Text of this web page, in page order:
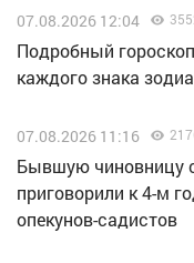
07.08.2026 12:04
Подробный
каждого знака
07.08.2026 11:16
Бывшую чиновницу
приговорили к 4-м
опекунов-садистов